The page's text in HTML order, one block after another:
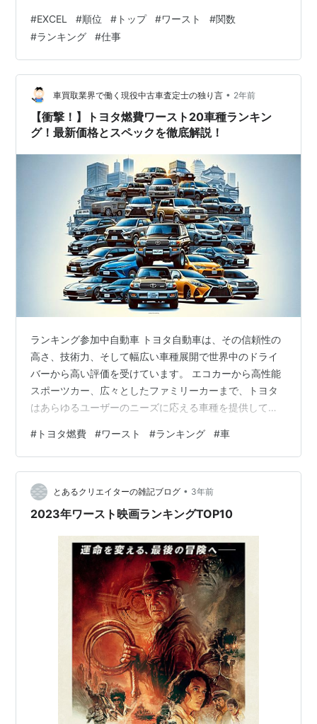
1～5まで入力しておく 例えば、セルE3からE7に「1～
5」の順位を入力しておきます。 LARGE関数でトップ数
値を取得する セルF3に「=LARGE($B$2:$B$11, E3)」と
入力します。 この数式は、セルB2からB11の範囲でE3の
順位のトップの数値を取得します。 範囲をず…
#EXCEL #順位 # トップ #ワースト #関数
#ランキング #仕事
車買取業界で働く現役中古車査定士の独り言 • 2年前
【衝撃！】トヨタ燃費ワースト20車種ランキン
グ！最新価格とスペックを徹底解説！
ランキング参加中自動車 トヨタ自動車は、その信頼性の
高さ、技術力、そして幅広い車種展開で世界中のドライ
バーから高い評価を受けています。 エコカーから高性能
スポーツカー、広々としたファミリーカーまで、トヨタ
はあらゆるユーザーのニーズに応える車種を提供してい
が必ずしも優れていない車種も存在します。 今回のブロ
グでは、そんなトヨタの燃費ワースト20車種をランキン
グ形式でご紹介し、最新の価格とスペックについても徹
底解説します。 トヨタの車種多様性と燃費の重要性 燃費
ワーストランキングの意義 トヨタ燃費ワーストランキン
# トヨタ燃費 #ワースト #ランキング #車
とあるクリエイターの雑記ブログ • 3年前
2023年ワースト映画ランキングTOP10